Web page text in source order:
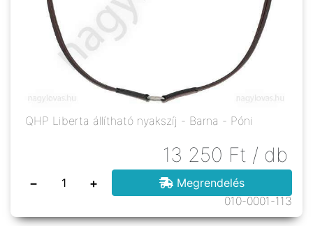
QHP Liberta állítható nyakszíj - Barna - Póni
13 250 Ft / db
− +
Megrendelés
010-0001-113